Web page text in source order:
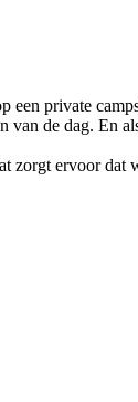
een private
de dag.
ervoor dat